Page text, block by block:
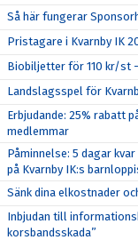
Så här fungerar
Pristagare i Kvarnby IK
Biobiljetter för 110 kr/st
Landslagsspel för
Erbjudande: 25% rabatt
medlemmar
Påminnelse: 5 dagar
på Kvarnby IK:s
Sänk dina elkostnader
Inbjudan till
korsbandsskada”